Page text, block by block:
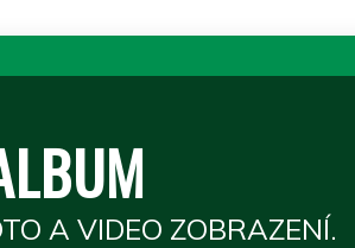
A VIDEO ZOBRAZENÍ.